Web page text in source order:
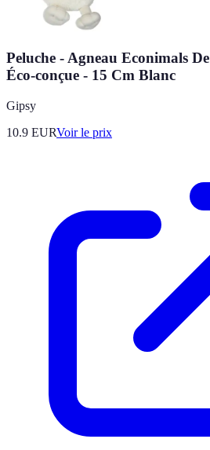
Peluche - Agneau Econimals
Éco-conçue - 15 Cm Blanc
Gipsy
10.9 EURVoir le prix